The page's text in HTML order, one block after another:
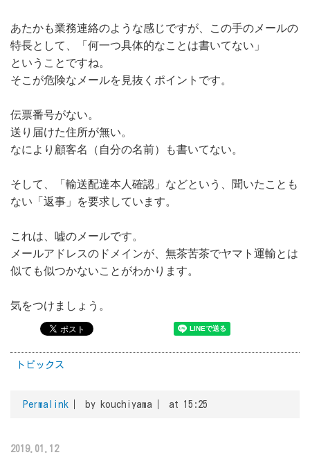
あたかも業務連絡のような感じですが、この手のメールの
特長として、「何一つ具体的なことは書いてない」
ということですね。
そこが危険なメールを見抜くポイントです。
伝票番号がない。
送り届けた住所が無い。
なにより顧客名（自分の名前）も書いてない。
そして、「輸送配達本人確認」などという、聞いたことも
ない「返事」を要求しています。
これは、嘘のメールです。
メールアドレスのドメインが、無茶苦茶でヤマト運輸とは
似ても似つかないことがわかります。
気をつけましょう。
トピックス
Permalink by kouchiyama at 15:25
2019.01.12